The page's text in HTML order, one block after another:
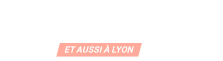
ET AUSSI À LYON